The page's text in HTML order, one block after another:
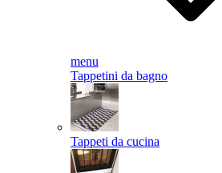
menu
Tappetini da bagno
Tappeti da cucina